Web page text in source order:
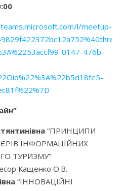
l/meetup-
0147-476b-
“ПРИНЦИПИ
ІНФОРМАЦІЙНИХ
ТУРИЗМУ”
Кащенко О.В.
“ІННОВАЦІЙНІ